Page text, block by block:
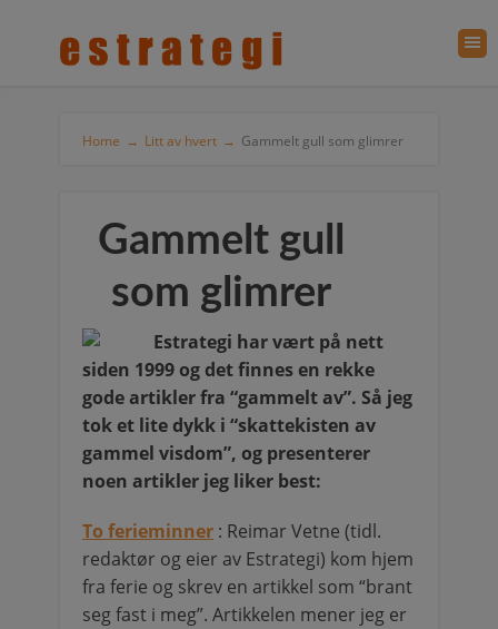
Home → Litt av hvert → Gammelt gull som glimrer
Gammelt gull
som glimrer
Estrategi har vært på nett
siden 1999 og det finnes en rekke
gode artikler fra “gammelt av”. Så jeg
tok et lite dykk i “skattekisten av
gammel visdom”, og presenterer
noen artikler jeg liker best:
To ferieminner : Reimar Vetne (tidl.
redaktør og eier av Estrategi) kom hjem
fra ferie og skrev en artikkel som “brant
seg fast i meg”. Artikkelen mener jeg er